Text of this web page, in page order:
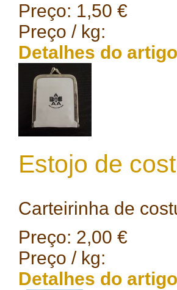
Preço: 1,50 €
Preço / kg:
Detalhes do artigo
Estojo de
Carteirinha de
Preço: 2,00 €
Preço / kg:
Detalhes do artigo